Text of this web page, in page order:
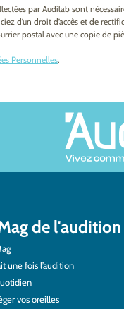
par Audilab sont
d’un droit d’accès et de
postal avec une copie de
Personnelles.
de l'audition
une fois l’audition
vos oreilles